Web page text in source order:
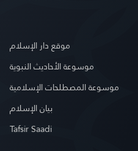
موقع دار الإسلام
موسوعة الأحاديث النبوية
موسوعة المصطلحات الإسلامية
بيان الإسلام
Tafsir Saadi